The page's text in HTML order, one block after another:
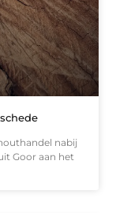
nabij
Goor aan het